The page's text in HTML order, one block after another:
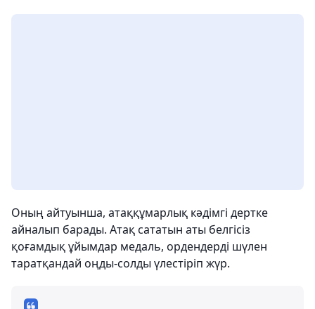
Оның айтуынша, атаққұмарлық кәдімгі дертке
айналып барады. Атақ сататын аты белгісіз
қоғамдық ұйымдар медаль, ордендерді шүлен
таратқандай оңды-солды үлестіріп жүр.